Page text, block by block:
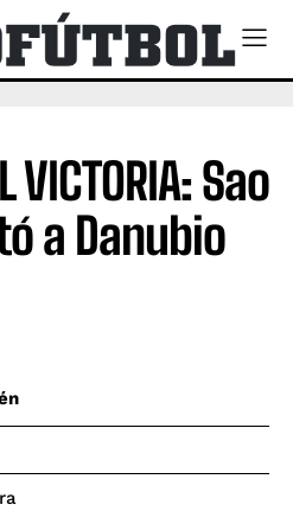
VICTORIA: Sao
a Danubio